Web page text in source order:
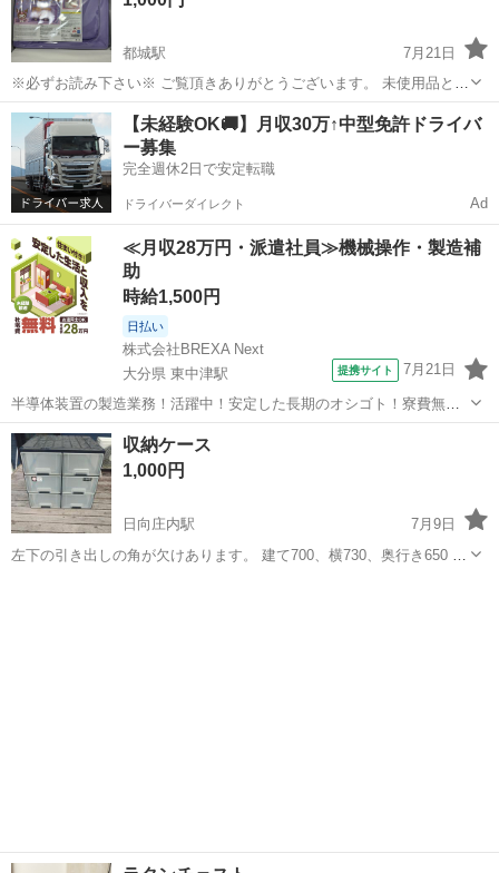
都城駅
7月21日
※必ずお読み下さい※ ご覧頂きありがとうございます。 未使用品とな
ります。 ※多数のお問い合わせを頂いておりますので、返信が遅れる
場合があります。ご理解、ご了承のほどよろしくお願い致します。 ※
お問い合わせ後、返信に対...
宮崎 都城市 都城駅 収納家具 クロミ
【未経験OK🚚】月収30万↑中型免許ドライバ
ー募集
完全週休2日で安定転職
ドライバーダイレクト Ad
≪月収28万円・派遣社員≫機械操作・製造補
助
時給1,500円
日払い
株式会社BREXA Next
大分県 東中津駅
提携サイト 7月21日
半導体装置の製造業務！活躍中！安定した長期のオシゴト！寮費無料
★赴任旅費会社負担◎20代～40代の男性活躍中★未経験活躍中！高時
給1,500円！《大分県中津市》 人気の工場のお仕事 ◇半導体装置内部
のシート製造◇ ＊クリー...
大分 中津市 東中津駅
収納ケース
1,000円
日向庄内駅
7月9日
左下の引き出しの角が欠けあります。 建て700、横730、奥行き650 一